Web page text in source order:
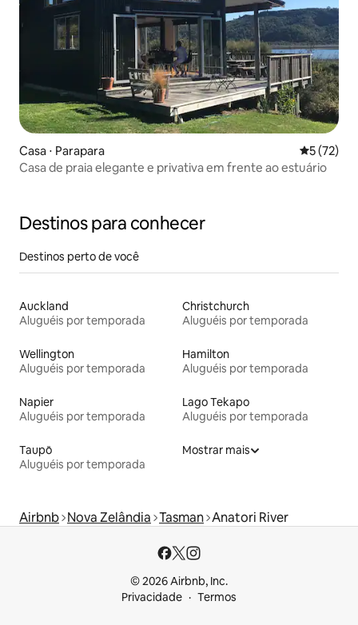
Casa ⋅ Parapara 5 de uma
5 (72)
Casa de praia elegante e privativa em frente ao estuário
Destinos para conhecer
Destinos perto de você
Auckland
Aluguéis por temporada
Christchurch
Aluguéis por temporada
Wellington
Aluguéis por temporada
Hamilton
Aluguéis por temporada
Napier
Aluguéis por temporada
Lago Tekapo
Aluguéis por temporada
Taupō
Aluguéis por temporada
Mostrar mais
Airbnb Nova Zelândia Tasman Anatori River
© 2026 Airbnb, Inc.
Privacidade
Termos